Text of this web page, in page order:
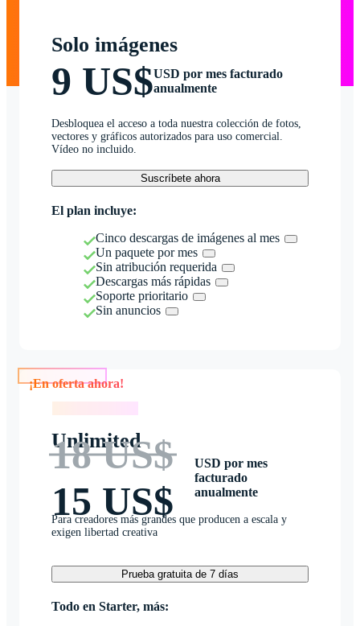
Solo imágenes
9 US$USD por mes facturado
anualmente
Desbloquea el acceso a toda nuestra colección de fotos,
vectores y gráficos autorizados para uso comercial.
Vídeo no incluido.
Suscríbete ahora
El plan incluye:
Cinco descargas de imágenes al mes
Un paquete por mes
Sin atribución requerida
Descargas más rápidas
Soporte prioritario
Sin anuncios
Unlimited
18 US$
15 US$
USD por mes
facturado
anualmente
Para creadores más grandes que producen a escala y
exigen libertad creativa
Prueba gratuita de 7 días
Todo en Starter, más: